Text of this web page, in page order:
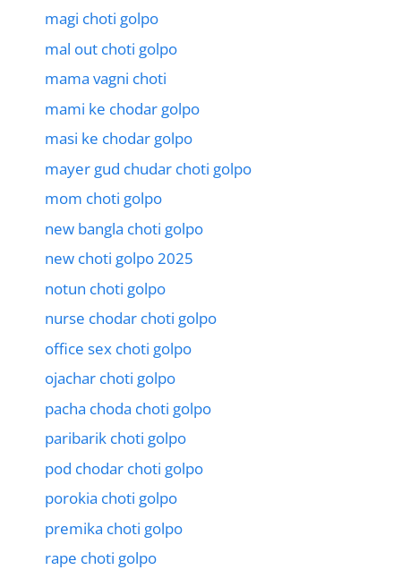
magi choti golpo
mal out choti golpo
mama vagni choti
mami ke chodar golpo
masi ke chodar golpo
mayer gud chudar choti golpo
mom choti golpo
new bangla choti golpo
new choti golpo 2025
notun choti golpo
nurse chodar choti golpo
office sex choti golpo
ojachar choti golpo
pacha choda choti golpo
paribarik choti golpo
pod chodar choti golpo
porokia choti golpo
premika choti golpo
rape choti golpo